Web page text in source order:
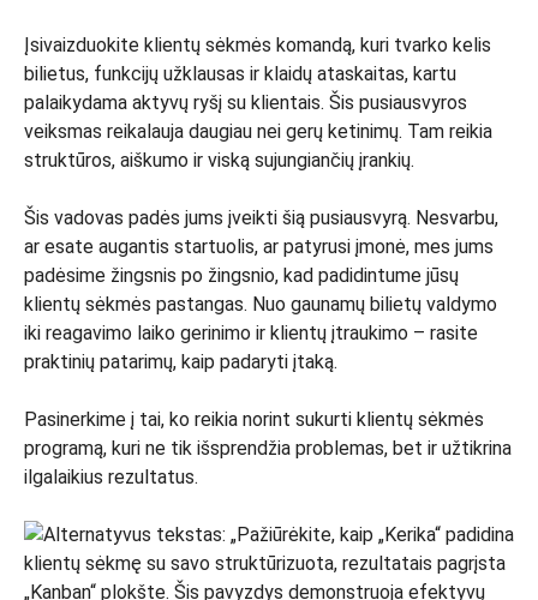
Įsivaizduokite klientų sėkmės komandą, kuri tvarko kelis
bilietus, funkcijų užklausas ir klaidų ataskaitas, kartu
palaikydama aktyvų ryšį su klientais. Šis pusiausvyros
veiksmas reikalauja daugiau nei gerų ketinimų. Tam reikia
struktūros, aiškumo ir viską sujungiančių įrankių.
Šis vadovas padės jums įveikti šią pusiausvyrą. Nesvarbu,
ar esate augantis startuolis, ar patyrusi įmonė, mes jums
padėsime žingsnis po žingsnio, kad padidintume jūsų
klientų sėkmės pastangas. Nuo gaunamų bilietų valdymo
iki reagavimo laiko gerinimo ir klientų įtraukimo – rasite
praktinių patarimų, kaip padaryti įtaką.
Pasinerkime į tai, ko reikia norint sukurti klientų sėkmės
programą, kuri ne tik išsprendžia problemas, bet ir užtikrina
ilgalaikius rezultatus.